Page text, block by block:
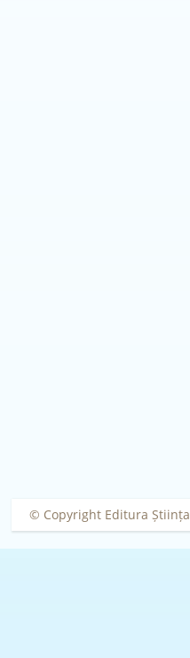
© Copyright Editura Știința